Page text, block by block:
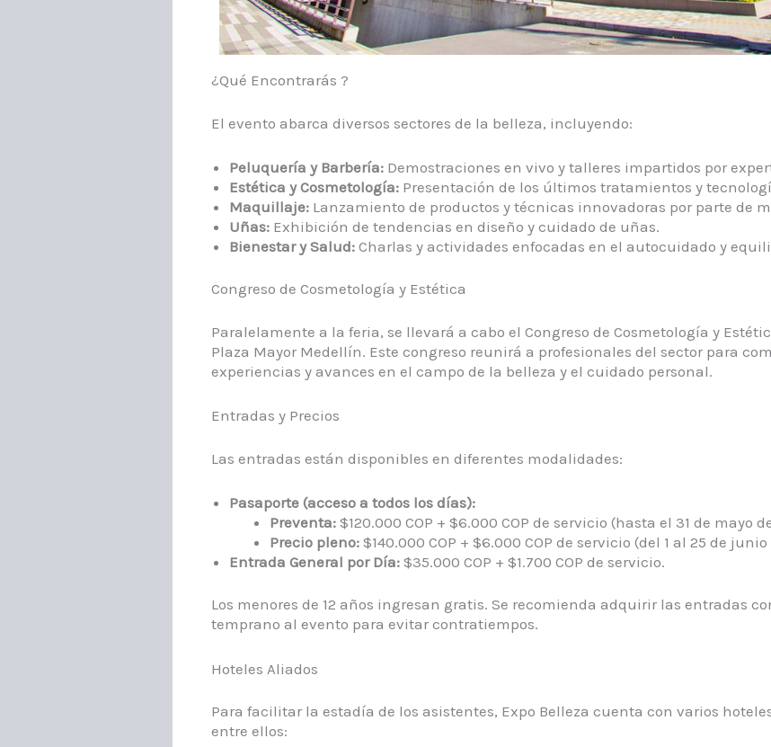
¿Qué Encontrarás ?
El evento abarca diversos sectores de la belleza, incluyendo:
Peluquería y Barbería:Demostraciones en vivo y talleres impartidos por
Estética y Cosmetología:Presentación de los últimos tratamientos y
Maquillaje:Lanzamiento de productos y técnicas innovadoras por parte de
Uñas:Exhibición de tendencias en diseño y cuidado de uñas.​
Bienestar y Salud:Charlas y actividades enfocadas en el autocuidado y
Congreso de Cosmetología y Estética
Paralelamente a la feria, se llevará a cabo el Congreso de Cosmetología y
Plaza Mayor Medellín. Este congreso reunirá a profesionales del sector para
experiencias y avances en el campo de la belleza y el cuidado personal. ​
Entradas y Precios
Las entradas están disponibles en diferentes modalidades:​
Pasaporte (acceso a todos los días):
Preventa: $120.000 COP + $6.000 COP de servicio (hasta el 31 de mayo
Precio pleno: $140.000 COP + $6.000 COP de servicio (del 1 al 25 de junio
Entrada General por Día:$35.000 COP + $1.700 COP de servicio.​
Los menores de 12 años ingresan gratis. Se recomienda adquirir las entradas
temprano al evento para evitar contratiempos. ​
Hoteles Aliados
Para facilitar la estadía de los asistentes, Expo Belleza cuenta con varios
entre ellos:​